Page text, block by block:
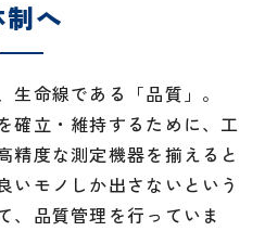
制へ
生命線である「品質」。
確立・維持するために、工
精度な測定機器を揃えると
いモノしか出さないという
、品質管理を行っていま